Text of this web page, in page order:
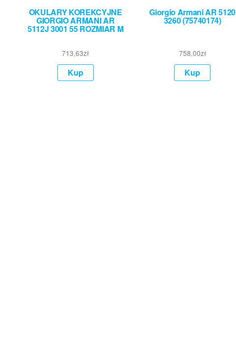
OKULARY KOREKCYJNE
GIORGIO ARMANI AR
5112J 3001 55 ROZMIAR M
713,63zł
Kup
Giorgio Armani AR 5120
3260 (75740174)
758,00zł
Kup